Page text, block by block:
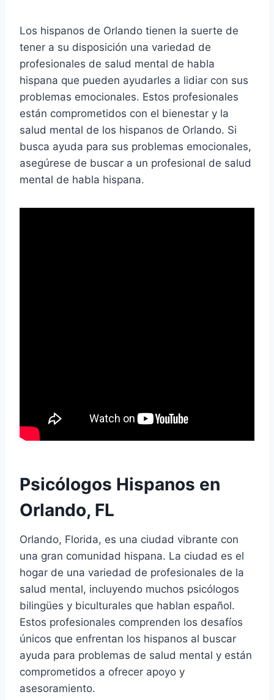
Los hispanos de Orlando tienen la suerte de
tener a su disposición una variedad de
profesionales de salud mental de habla
hispana que pueden ayudarles a lidiar con sus
problemas emocionales. Estos profesionales
están comprometidos con el bienestar y la
salud mental de los hispanos de Orlando. Si
busca ayuda para sus problemas emocionales,
asegúrese de buscar a un profesional de salud
mental de habla hispana.
Psicólogos Hispanos en
Orlando, FL
Orlando, Florida, es una ciudad vibrante con
una gran comunidad hispana. La ciudad es el
hogar de una variedad de profesionales de la
salud mental, incluyendo muchos psicólogos
bilingües y biculturales que hablan español.
Estos profesionales comprenden los desafíos
únicos que enfrentan los hispanos al buscar
ayuda para problemas de salud mental y están
comprometidos a ofrecer apoyo y
asesoramiento.